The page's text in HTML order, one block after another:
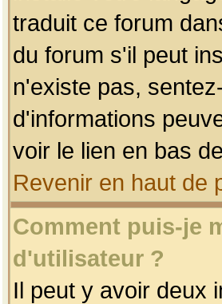
traduit ce forum
du forum s'il peut
n'existe pas,
d'informations
voir le lien en bas
Revenir en haut de
Comment puis-je
d'utilisateur ?
Il peut y avoir deux